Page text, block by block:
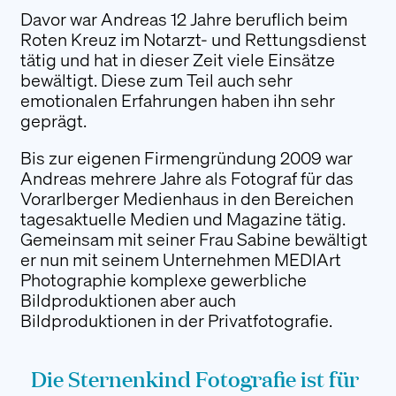
Mit unserem Newsletter halten wir Sie über
aktuelle News, Veranstaltungen und
Aktivitäten auf dem Laufenden.
Anmelden
Davor war Andreas 12 Jahre beruflich beim
Roten Kreuz im Notarzt- und Rettungsdienst
tätig und hat in dieser Zeit viele Einsätze
bewältigt. Diese zum Teil auch sehr
emotionalen Erfahrungen haben ihn sehr
geprägt.
Bis zur eigenen Firmengründung 2009 war
Andreas mehrere Jahre als Fotograf für das
Vorarlberger Medienhaus in den Bereichen
tagesaktuelle Medien und Magazine tätig.
Gemeinsam mit seiner Frau Sabine bewältigt
er nun mit seinem Unternehmen MEDIArt
Photographie komplexe gewerbliche
Bildproduktionen aber auch
Bildproduktionen in der Privatfotografie.
Die Sternenkind Fotografie ist für